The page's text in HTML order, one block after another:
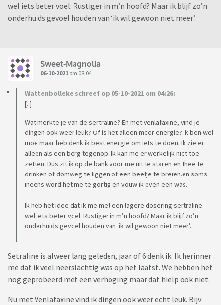
wel iets beter voel. Rustiger in m’n hoofd? Maar ik blijf zo’n
onderhuids gevoel houden van ‘ik wil gewoon niet meer’.
Sweet-Magnolia
06-10-2021 om 08:04
Wattenbolleke schreef op 05-10-2021 om 04:26:
[..]
Wat merkte je van de sertraline? En met venlafaxine, vind je
dingen ook weer leuk? Of is het alleen meer energie? Ik ben wel
moe maar heb denk ik best energie om iets te doen. Ik zie er
alleen als een berg tegenop. Ik kan me er werkelijk niet toe
zetten. Dus zit ik op de bank voor me uit te staren en thee te
drinken of domweg te liggen of een beetje te breien.en soms
ineens word het me te gortig en vouw ik even een was.
Ik heb het idee dat ik me met een lagere dosering sertraline
wel iets beter voel. Rustiger in m’n hoofd? Maar ik blijf zo’n
onderhuids gevoel houden van ‘ik wil gewoon niet meer’.
Setraline is alweer lang geleden, jaar of 6 denk ik. Ik herinner
me dat ik veel neerslachtig was op het laatst. We hebben het
nog geprobeerd met een verhoging maar dat hielp ook niet.
Nu met Venlafaxine vind ik dingen ook weer echt leuk. Bijv